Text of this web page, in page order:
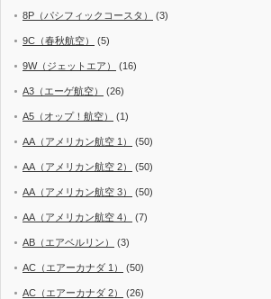
8P（パシフィックコースタ） (3)
9C（春秋航空） (5)
9W（ジェットエア） (16)
A3（エーゲ航空） (26)
A5（オップ！航空） (1)
AA（アメリカン航空 1） (50)
AA（アメリカン航空 2） (50)
AA（アメリカン航空 3） (50)
AA（アメリカン航空 4） (7)
AB（エアベルリン） (3)
AC（エアーカナダ 1） (50)
AC（エアーカナダ 2） (26)